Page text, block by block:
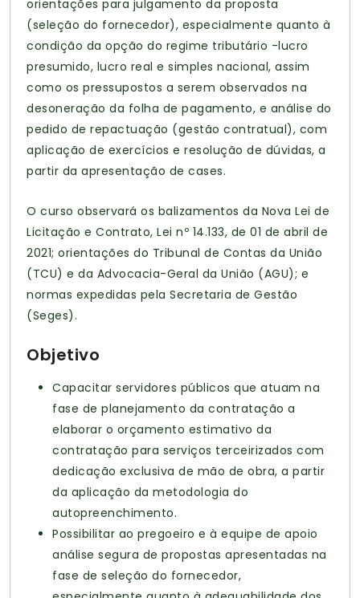
orientações para julgamento da proposta
(seleção do fornecedor), especialmente quanto à
condição da opção do regime tributário -lucro
presumido, lucro real e simples nacional, assim
como os pressupostos a serem observados na
desoneração da folha de pagamento, e análise do
pedido de repactuação (gestão contratual), com
aplicação de exercícios e resolução de dúvidas, a
partir da apresentação de cases.
O curso observará os balizamentos da Nova Lei de
Licitação e Contrato, Lei nº 14.133, de 01 de abril de
2021; orientações do Tribunal de Contas da União
(TCU) e da Advocacia-Geral da União (AGU); e
normas expedidas pela Secretaria de Gestão
(Seges).
Objetivo
Capacitar servidores públicos que atuam na
fase de planejamento da contratação a
elaborar o orçamento estimativo da
contratação para serviços terceirizados com
dedicação exclusiva de mão de obra, a partir
da aplicação da metodologia do
autopreenchimento.
Possibilitar ao pregoeiro e à equipe de apoio
análise segura de propostas apresentadas na
fase de seleção do fornecedor,